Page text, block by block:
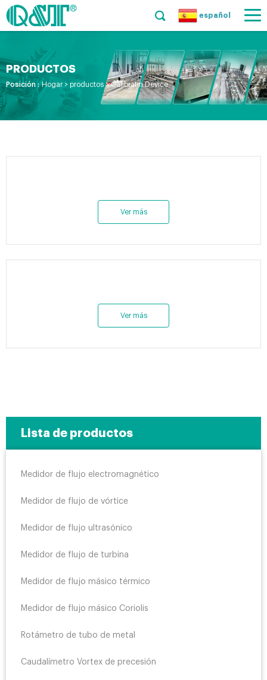
español
PRODUCTOS
Posición : Hogar > productos>Calibratin Device
Lista de productos
Medidor de flujo electromagnético
Medidor de flujo de vórtice
Medidor de flujo ultrasónico
Medidor de flujo de turbina
Medidor de flujo másico térmico
Medidor de flujo másico Coriolis
Rotámetro de tubo de metal
Caudalímetro Vortex de precesión
Ver más
Ver más